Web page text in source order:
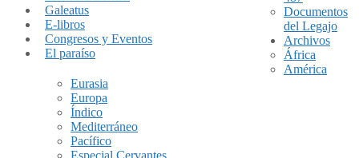
Galeatus
E-libros
Congresos y Eventos
El paraíso
Documentos
del Legajo
Archivos
África
América
Eurasia
Europa
Índico
Mediterráneo
Pacífico
Especial Cervantes